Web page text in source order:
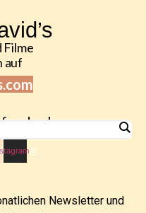
Filme
auf
Newsletter und